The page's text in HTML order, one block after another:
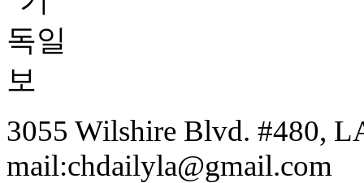
3055 Wilshire Blvd. #480,
mail:chdailyla@gmail.com